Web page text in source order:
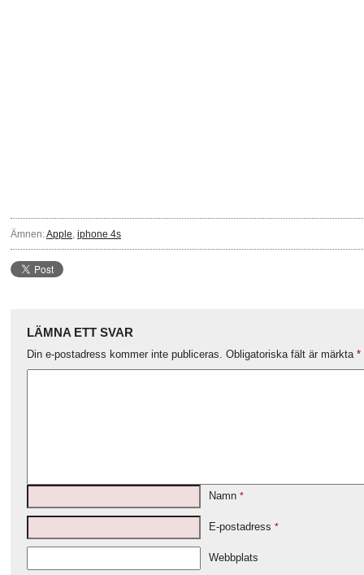
Ämnen:Apple iphone 4s
LÄMNA ETT SVAR
Din e-postadress kommer inte publiceras. Obligatoriska fält är märkta *
Namn *
E-postadress *
Webbplats